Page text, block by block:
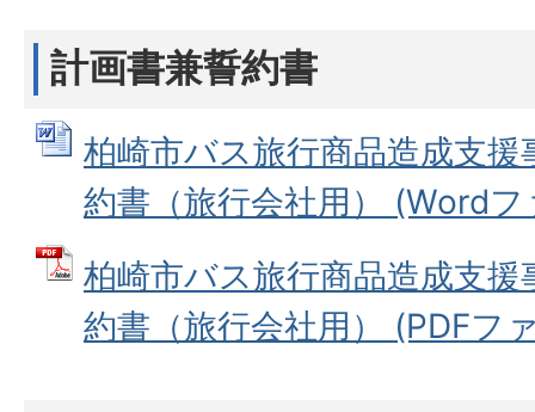
計画書兼誓約書
柏崎市バス旅行商品造成支援
約書（旅行会社用） (Word
柏崎市バス旅行商品造成支援
約書（旅行会社用） (PDFフ